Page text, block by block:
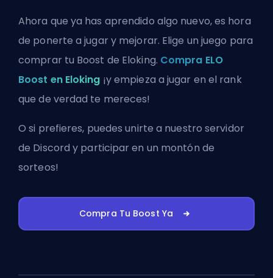
Ahora que ya has aprendido algo nuevo, es hora
de ponerte a jugar y mejorar. Elige un juego para
comprar tu Boost de Eloking. Compra ELO
Boost en Eloking ¡y empieza a jugar en el rank
que de verdad te mereces!
O si prefieres, puedesunirte a nuestro servidor
de Discord y participar en un montón de
sorteos!
Compra Tu Boost Ya